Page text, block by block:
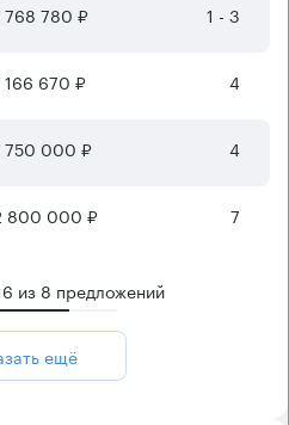
768 780 ₽ 1 - 3
166 670 ₽ 4
750 000 ₽ 4
800 000 ₽ 7
6 из 8 предложений
ещё